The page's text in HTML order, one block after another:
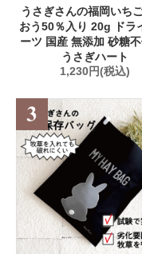
うさぎさんの福岡いち
おう50％入り 20g ドラ
ーツ 国産 無添加 砂糖
うさぎハート
1,230円(税込)